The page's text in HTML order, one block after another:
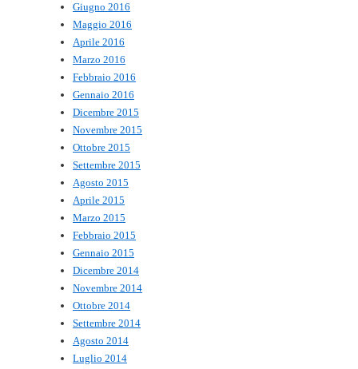
Giugno 2016
Maggio 2016
Aprile 2016
Marzo 2016
Febbraio 2016
Gennaio 2016
Dicembre 2015
Novembre 2015
Ottobre 2015
Settembre 2015
Agosto 2015
Aprile 2015
Marzo 2015
Febbraio 2015
Gennaio 2015
Dicembre 2014
Novembre 2014
Ottobre 2014
Settembre 2014
Agosto 2014
Luglio 2014